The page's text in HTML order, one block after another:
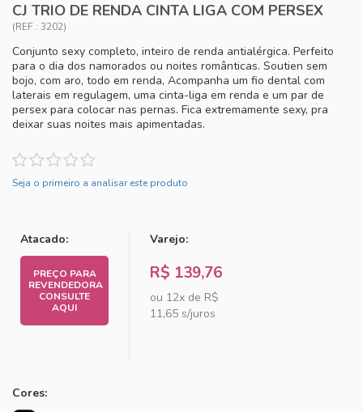
CJ TRIO DE RENDA CINTA LIGA COM PERSEX
(REF.: 3202)
Conjunto sexy completo, inteiro de renda antialérgica. Perfeito
para o dia dos namorados ou noites românticas. Soutien sem
bojo, com aro, todo em renda, Acompanha um fio dental com
laterais em regulagem, uma cinta-liga em renda e um par de
persex para colocar nas pernas. Fica extremamente sexy, pra
deixar suas noites mais apimentadas.
Seja o primeiro a analisar este produto
Atacado:
PREÇO PARA
REVENDEDORA
CONSULTE
AQUI
Varejo:
R$ 139,76
ou 12x de R$
11,65 s/juros
Cores: